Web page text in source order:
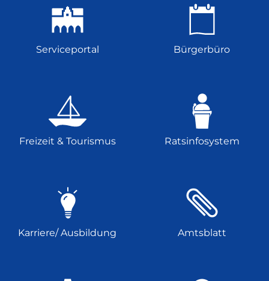
Serviceportal Bürgerbüro
Freizeit & Tourismus Ratsinfosystem
Karriere/ Ausbildung Amtsblatt